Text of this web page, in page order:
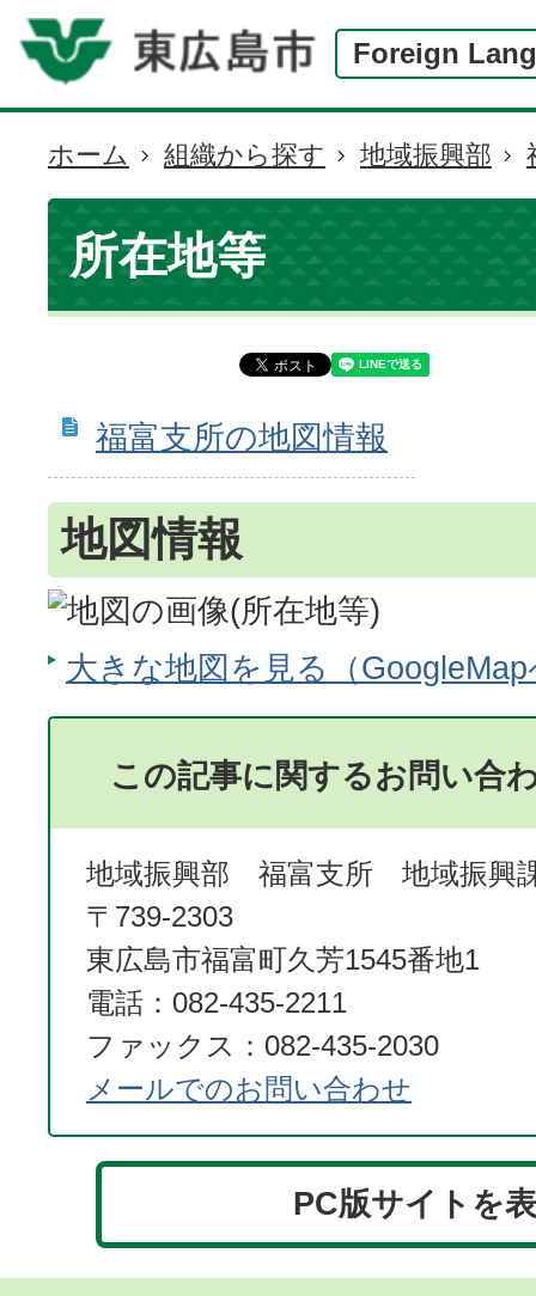
Foreign
現
在
位
置
ホーム 組織から探す 地域振興部
所在地等
福富支所の地図情報
地図情報
大きな地図を見る（
この記事に関するお問い合
地域振興部 福富支所 地域振興
〒739-2303
東広島市福富町久芳1545番地1
電話：082-435-2211
ファックス：082-435-2030
メールでのお問い合わせ
PC版サイトを